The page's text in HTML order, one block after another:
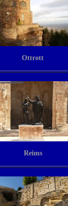
Ottrott
Reims